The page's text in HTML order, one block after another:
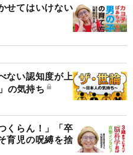
せてはいけない
ない認知度が上
の気持ち
くらん！」「卒
育児の呪縛を捨